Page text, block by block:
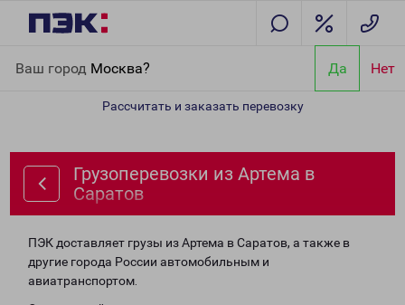
Ваш город Москва? Да Нет
Рассчитать и заказать перевозку
Грузоперевозки из Артема в
Саратов
ПЭК доставляет грузы из Артема в Саратов, а также в
другие города России автомобильным и
авиатранспортом.